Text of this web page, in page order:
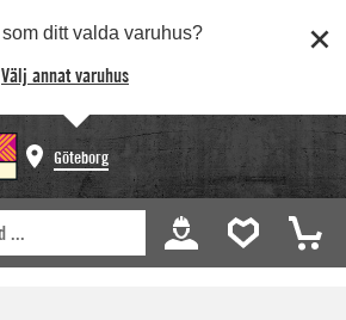
som ditt valda varuhus?
Välj annat varuhus
Göteborg